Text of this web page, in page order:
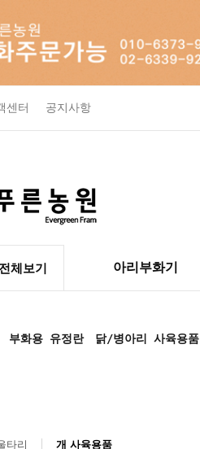
센터 공지사항
체보기 아리부화기
부화용 유정란 닭/병아리 사육용품
타리 개 사육용품